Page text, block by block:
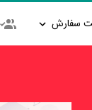
سفارش